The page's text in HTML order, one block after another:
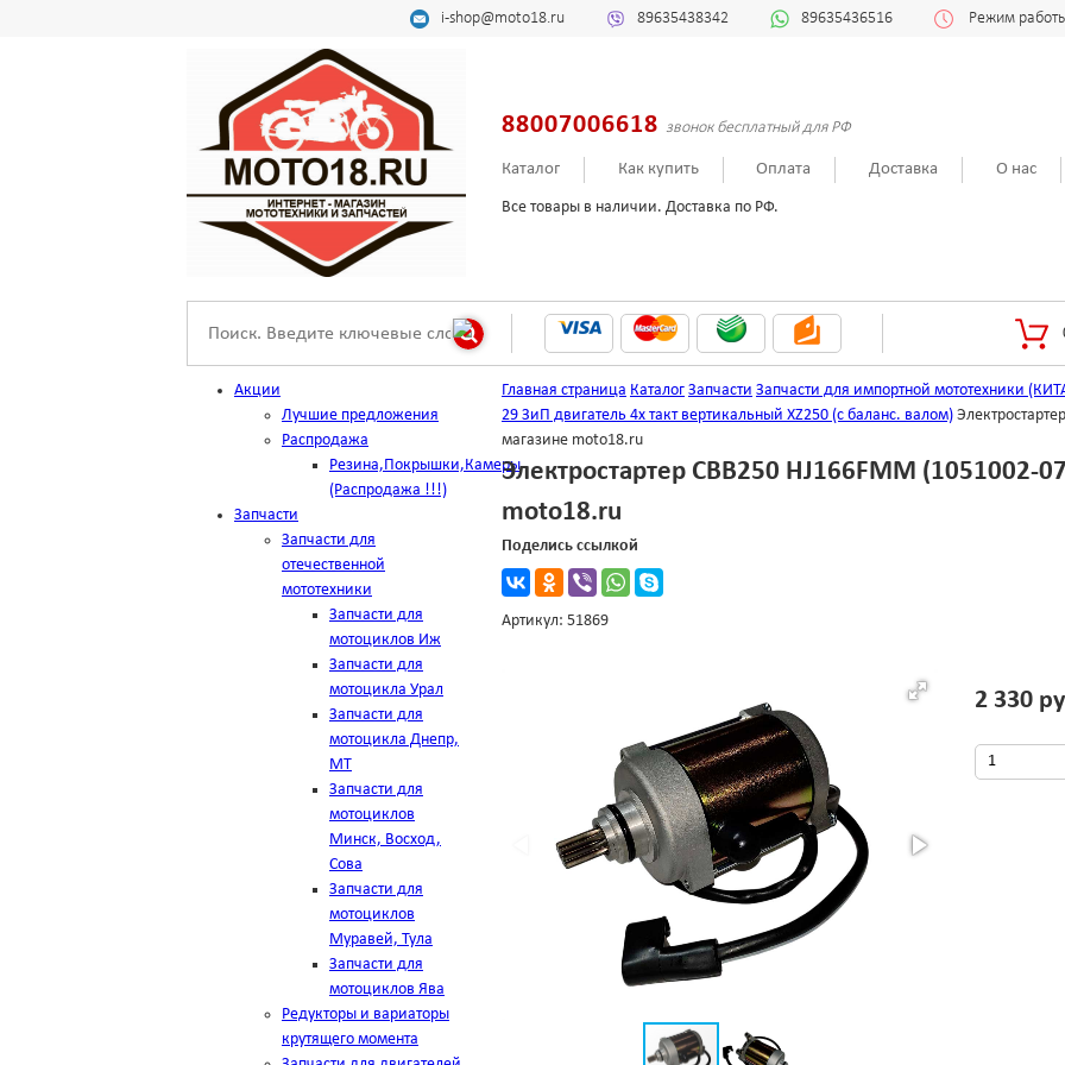
i-shop@moto18.ru 89635438342 89635436516 Режим
88007006618 звонок бесплатный для РФ
Каталог Как купить Оплата Доставка О нас
Все товары в наличии. Доставка по РФ.
Акции
Лучшие предложения
Распродажа
Резина,Покрышки,Камеры
(Распродажа !!!)
Запчасти
Запчасти для
отечественной
мототехники
Запчасти для
мотоциклов Иж
Запчасти для
мотоцикла Урал
Запчасти для
мотоцикла Днепр,
МТ
Запчасти для
мотоциклов
Минск, Восход,
Сова
Запчасти для
мотоциклов
Муравей, Тула
Запчасти для
мотоциклов Ява
Редукторы и вариаторы
крутящего момента
Главная страница Каталог Запчасти Запчасти для импортной мототехники
29 ЗиП двигатель 4х такт вертикальный XZ250 (с баланс. валом)
магазине moto18.ru
Электростартер CBB250 HJ166FMM (1051002-
moto18.ru
Поделись ссылкой
Артикул: 51869
2 330